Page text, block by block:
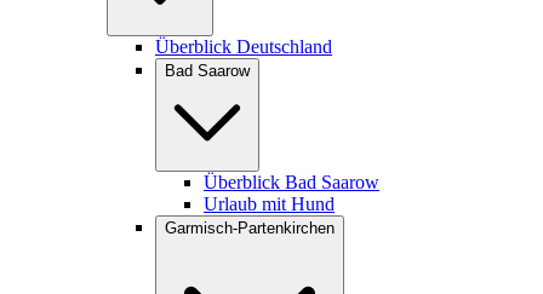
Überblick Deutschland
Bad Saarow
Überblick Bad Saarow
Urlaub mit Hund
Garmisch-Partenkirchen